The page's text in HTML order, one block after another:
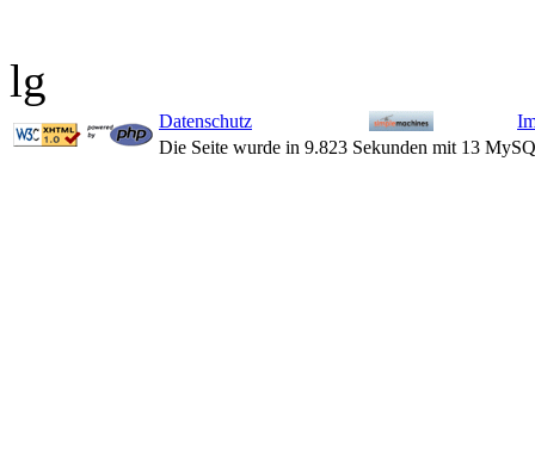
lg
Datenschutz
Die Seite wurde in 9.823 Sekunden mit 13